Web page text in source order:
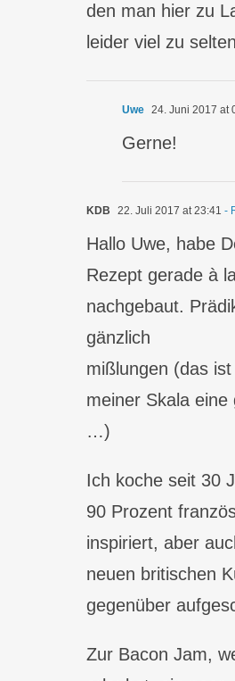
den man hier zu
leider viel zu
Uwe 24. Juni 2017 at
Gerne!
KDB 22. Juli 2017 at 23:41 -
Hallo Uwe, habe
Rezept gerade à
nachgebaut.
gänzlich
mißlungen (das
meiner Skala eine
…)
Ich koche seit 30
90 Prozent
inspiriert, aber
neuen britischen
gegenüber
Zur Bacon Jam,